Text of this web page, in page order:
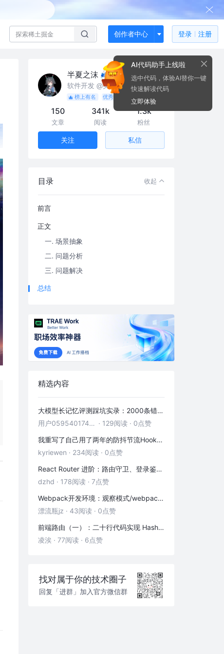
创作者中心 登录 注册
半夏之沫
软件开发 @美团
榜上有名 优秀作者
150
文章
341k
阅读
1.3k
粉丝
关注 私信
目录 收起
前言
正文
一. 场景抽象
二. 问题分析
三. 问题解决
总结
精选内容
大模型长记忆评测踩坑实录：2000条错位记忆，让我排查了整整3小时
用户05954017446 · 129阅读 · 0点赞
我重写了自己用了两年的防抖节流Hook——发现里面藏着3个隐藏bug
kyriewen · 234阅读 · 0点赞
React Router 进阶：路由守卫、登录鉴权与状态传递
dzhd · 178阅读 · 7点赞
Webpack开发环境：观察模式/webpack-dev-server/HMR热更新
漂流瓶jz · 43阅读 · 0点赞
前端路由（一）：二十行代码实现 Hash 路由
凌涘 · 77阅读 · 6点赞
找对属于你的技术圈子
回复「进群」加入官方微信群
AI代码助手上线啦
选中代码，体验AI替你一键
快速解读代码
立即体验